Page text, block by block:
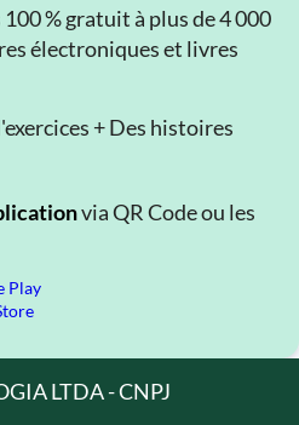
% gratuit à plus de 4 000
électroniques et livres
+ Des histoires
via QR Code ou les
LTDA - CNPJ